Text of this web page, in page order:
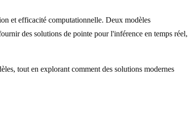
et efficacité computationnelle. Deux modèles
des solutions de pointe pour l'inférence en temps réel,
tout en explorant comment des solutions modernes